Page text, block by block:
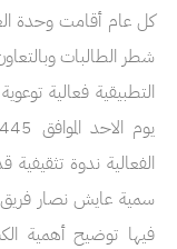
كل عام أقامت وحدة
شطر الطالبات
التطبيقية فعالية
الفعالية ندوة تثقيفية
سمية عايش نصار
فيها توضيح أهمية